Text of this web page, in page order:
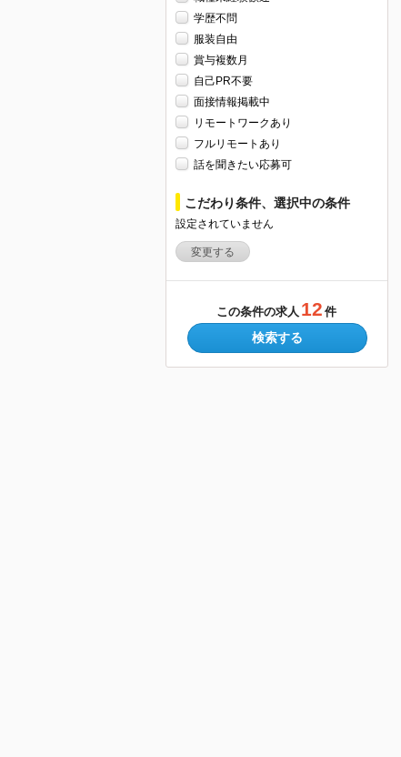
学歴不問
服装自由
賞与複数月
自己PR不要
面接情報掲載中
リモートワークあり
フルリモートあり
話を聞きたい応募可
こだわり条件、選択中の条件
設定されていません
変更する
この条件の求人 12 件
検索する